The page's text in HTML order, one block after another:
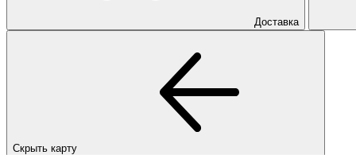
Доставка
Скрыть карту